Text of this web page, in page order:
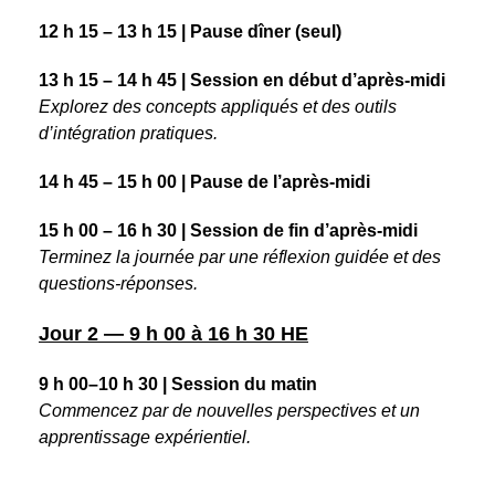
12 h 15 – 13 h 15 | Pause dîner (seul)
13 h 15 – 14 h 45 | Session en début d’après-midi
Explorez des concepts appliqués et des outils
d’intégration pratiques.
14 h 45 – 15 h 00 | Pause de l’après-midi
15 h 00 – 16 h 30 | Session de fin d’après-midi
Terminez la journée par une réflexion guidée et des
questions-réponses.
Jour 2 — 9 h 00 à 16 h 30 HE
9 h 00–10 h 30 | Session du matin
Commencez par de nouvelles perspectives et un
apprentissage expérientiel.